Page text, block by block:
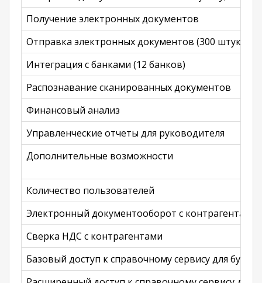
Получение электронных документов
Отправка электронных документов (300 штук)
Интеграция с банками (12 банков)
Распознавание сканированных документов
Финансовый анализ
Управленческие отчеты для руководителя
Дополнительные возможности
Количество пользователей
Электронный документооборот с контрагентами
Сверка НДС с контрагентами
Базовый доступ к справочному сервису для